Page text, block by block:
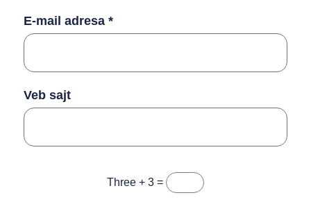
E-mail adresa *
Veb sajt
Three + 3 =